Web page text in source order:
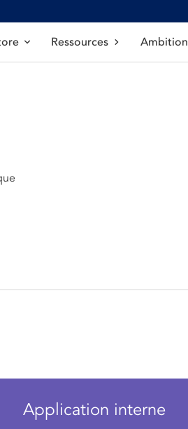
Ressources Ambition
Application interne